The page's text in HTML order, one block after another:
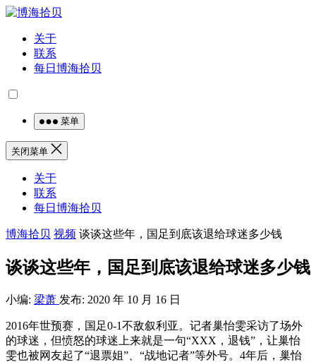
关于
联系
每日博海拾贝
菜单
关闭菜单
关于
联系
每日博海拾贝
博海拾贝 视频 ​谈谈这些年，国足到底该退给球迷多少钱
​谈谈这些年，国足到底该退给球迷多少钱
小编: 梁萧 发布: 2020 年 10 月 16 日
2016年世预赛，国足0-1不敌叙利亚。记者巢怡雯采访了场外
的球迷，但愤怒的球迷上来就是一句“XXX，退钱”，让巢怡
雯也被网友起了“退票姐”、“战地记者”等外号。4年后，巢怡